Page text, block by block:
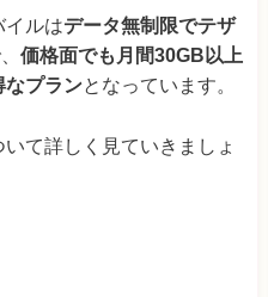
イルはデータ無制限でテザ
価格面でも月間30GB以上
なプランとなっています。
て詳しく見ていきましょ